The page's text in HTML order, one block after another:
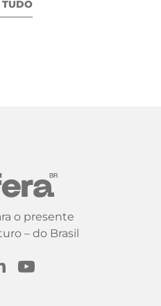
TUDO
o presente
– do Brasil